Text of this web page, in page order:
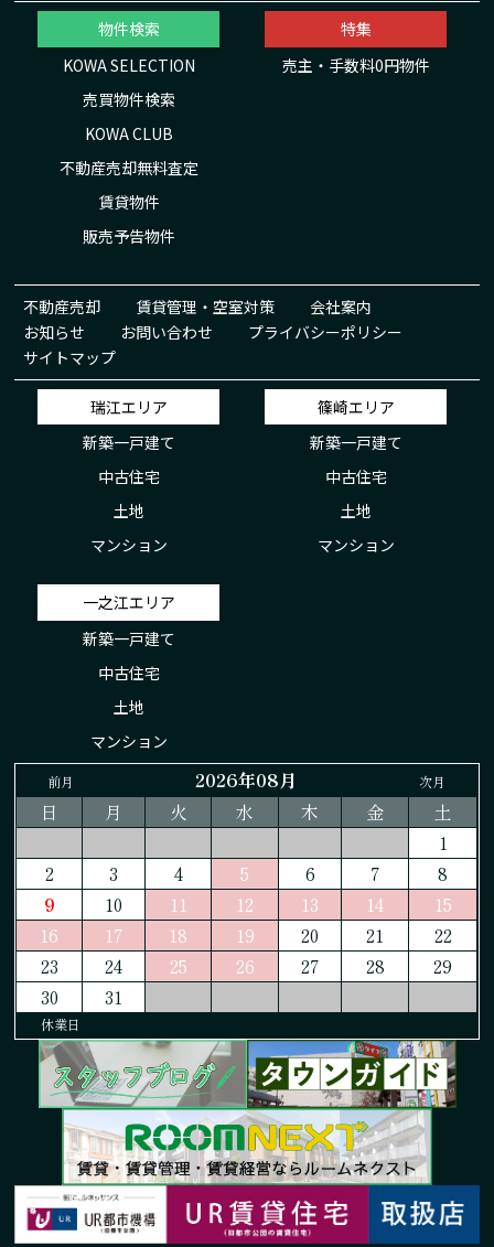
物件検索
KOWA SELECTION
売買物件検索
KOWA CLUB
不動産売却無料査定
賃貸物件
販売予告物件
特集
売主・手数料0円物件
不動産売却 賃貸管理・空室対策
会社案内
お知らせ
お問い合わせ
プライバシーポリシー
サイトマップ
瑞江エリア
新築一戸建て
中古住宅
土地
マンション
篠崎エリア
新築一戸建て
中古住宅
土地
マンション
一之江エリア
新築一戸建て
中古住宅
土地
マンション
前月 2026年08月 次月
日 月 火 水 木 金
土
1
2
3 4 5 6 7
8
9
10 11 12 13 14
15
16
17 18 19 20 21
22
23
24 25 26 27 28
29
30
31
休業日